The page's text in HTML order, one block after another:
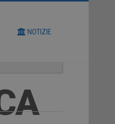
NOTIZIE